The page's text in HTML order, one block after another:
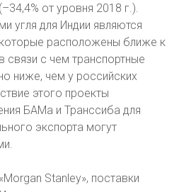
от уровня 2018 г.).
угля для Индии являются
которые расположены ближе к
связи с чем транспортные
ниже, чем у российских
этого проекты
БАМа и Транссиба для
экспорта могут
Stanley», поставки